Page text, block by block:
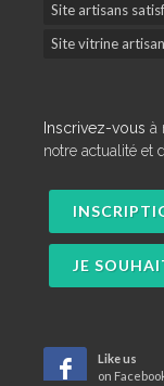
Site artisans
Site vitrine
Inscrivez-vous à
notre actualité et
JE
Like us
on